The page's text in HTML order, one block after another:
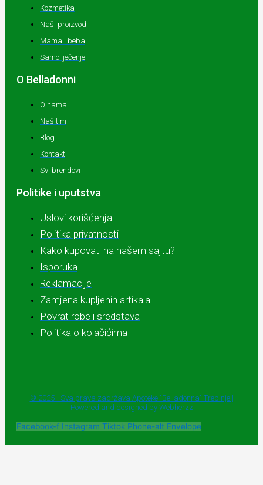
Kozmetika
Naši proizvodi
Mama i beba
Samoliječenje
O Belladonni
O nama
Naš tim
Blog
Kontakt
Svi brendovi
Politike i uputstva
Uslovi korišćenja
Politika privatnosti
Kako kupovati na našem sajtu?
Isporuka
Reklamacije
Zamjena kupljenih artikala
Povrat robe i sredstava
Politika o kolačićima
© 2025 - Sva prava zadržava Apoteke "Belladonna" Trebinje |
Powered and designed by Webherzz
Facebook-f Instagram Tiktok Phone-alt Envelope